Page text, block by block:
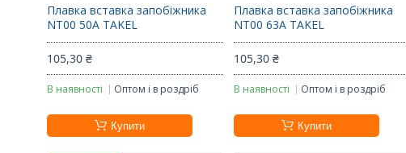
Плавка вставка запобіжника
NT00 50А TAKEL
105,30 ₴
В наявності Оптом і в роздріб
Купити
Плавка вставка запобіжника
NT00 63А TAKEL
105,30 ₴
В наявності Оптом і в роздріб
Купити